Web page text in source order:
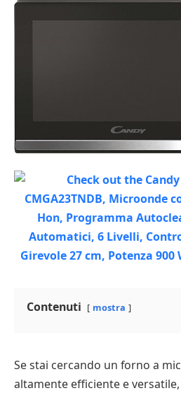
Contenuti mostra
Se stai cercando un forno a
altamente efficiente e